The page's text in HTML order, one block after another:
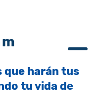
que harán tus
tu vida de